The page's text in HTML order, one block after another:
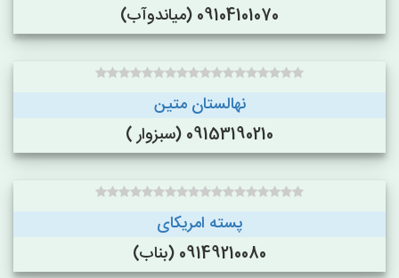
09104101070 (میاندوآب)
نهالستان متین
09153190210 (سبزوار )
پسته امریکای
09149210080 (بناب)